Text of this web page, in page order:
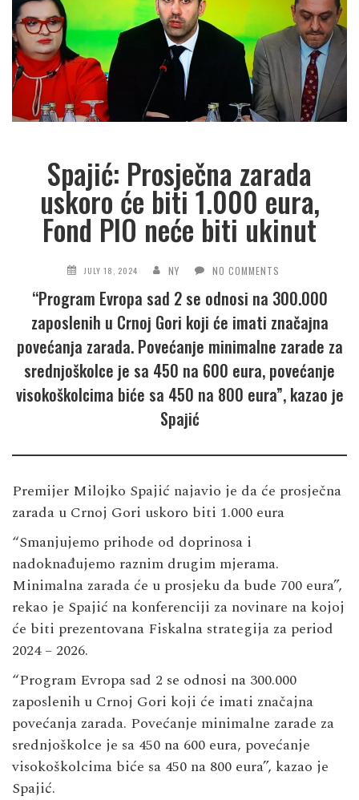
Spajić: Prosječna zarada
uskoro će biti 1.000 eura,
Fond PIO neće biti ukinut
JULY 18, 2024 NY NO COMMENTS
“Program Evropa sad 2 se odnosi na 300.000
zaposlenih u Crnoj Gori koji će imati značajna
povećanja zarada. Povećanje minimalne zarade za
srednjoškolce je sa 450 na 600 eura, povećanje
visokoškolcima biće sa 450 na 800 eura”, kazao je
Spajić
Premijer Milojko Spajić najavio je da će prosječna
zarada u Crnoj Gori uskoro biti 1.000 eura
“Smanjujemo prihode od doprinosa i
nadoknađujemo raznim drugim mjerama.
Minimalna zarada će u prosjeku da bude 700 eura”,
rekao je Spajić na konferenciji za novinare na kojoj
će biti prezentovana Fiskalna strategija za period
2024 – 2026.
“Program Evropa sad 2 se odnosi na 300.000
zaposlenih u Crnoj Gori koji će imati značajna
povećanja zarada. Povećanje minimalne zarade za
srednjoškolce je sa 450 na 600 eura, povećanje
visokoškolcima biće sa 450 na 800 eura”, kazao je
Spajić.